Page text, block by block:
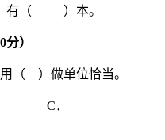
（ ）本。
分）
（ ）做单位恰当。
C．